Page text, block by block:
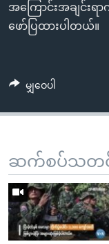
နေရာ
သို့
အကြောင်းအချင်းရ
ဖော်ပြထားပါတယ်။
မျှဝေပါ
ဆက်စပ်သတင်း